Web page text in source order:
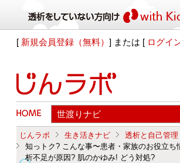
[ 新規会員登録（無料）] または [ ログイ
じんラボ 生き活きナビ
透析と自己管理
知っトク? こんな事〜患者・家族のお役立ち
析不足が原因? 肌のかゆみ! どう対処?